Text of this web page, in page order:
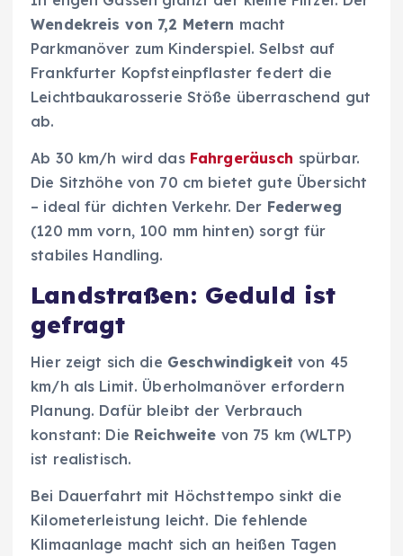
Wendekreis von 7,2 Metern macht
Parkmanöver zum Kinderspiel. Selbst auf
Frankfurter Kopfsteinpflaster federt die
Leichtbaukarosserie Stöße überraschend gut
ab.
Ab 30 km/h wird das Fahrgeräusch spürbar.
Die Sitzhöhe von 70 cm bietet gute Übersicht
– ideal für dichten Verkehr. Der Federweg
(120 mm vorn, 100 mm hinten) sorgt für
stabiles Handling.
Landstraßen: Geduld ist
gefragt
Hier zeigt sich die Geschwindigkeit von 45
km/h als Limit. Überholmanöver erfordern
Planung. Dafür bleibt der Verbrauch
konstant: Die Reichweite von 75 km (WLTP)
ist realistisch.
Bei Dauerfahrt mit Höchsttempo sinkt die
Kilometerleistung leicht. Die fehlende
Klimaanlage macht sich an heißen Tagen